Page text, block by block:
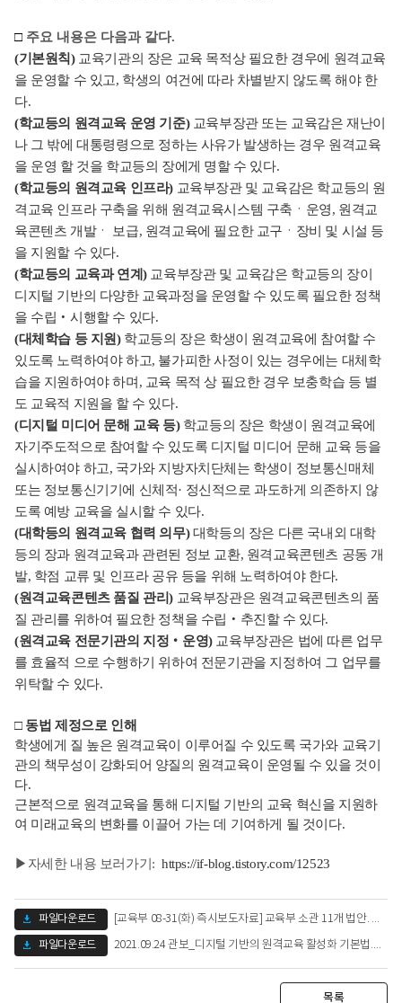
□ 주요 내용은 다음과 같다.
(기본원칙) 교육기관의 장은 교육 목적상 필요한 경우에 원격교육
을 운영할 수 있고, 학생의 여건에 따라 차별받지 않도록 해야 한
다.
(학교등의 원격교육 운영 기준) 교육부장관 또는 교육감은 재난이
나 그 밖에 대통령령으로 정하는 사유가 발생하는 경우 원격교육
을 운영 할 것을 학교등의 장에게 명할 수 있다.
(학교등의 원격교육 인프라) 교육부장관 및 교육감은 학교등의 원
격교육 인프라 구축을 위해 원격교육시스템 구축ㆍ운영, 원격교
육콘텐츠 개발ㆍ 보급, 원격교육에 필요한 교구ㆍ장비 및 시설 등
을 지원할 수 있다.
(학교등의 교육과 연계)교육부장관 및 교육감은 학교등의 장이
디지털 기반의 다양한 교육과정을 운영할 수 있도록 필요한 정책
을 수립‧시행할 수 있다.
(대체학습 등 지원) 학교등의 장은 학생이 원격교육에 참여할 수
있도록 노력하여야 하고, 불가피한 사정이 있는 경우에는 대체학
습을 지원하여야 하며, 교육 목적 상 필요한 경우 보충학습 등 별
도 교육적 지원을 할 수 있다.
(디지털 미디어 문해 교육 등)학교등의 장은 학생이 원격교육에
자기주도적으로 참여할 수 있도록 디지털 미디어 문해 교육 등을
실시하여야 하고, 국가와 지방자치단체는 학생이 정보통신매체
또는 정보통신기기에 신체적· 정신적으로 과도하게 의존하지 않
도록 예방 교육을 실시할 수 있다.
(대학등의 원격교육 협력 의무)대학등의 장은 다른 국내외 대학
등의 장과 원격교육과 관련된 정보 교환, 원격교육콘텐츠 공동 개
발, 학점 교류 및 인프라 공유 등을 위해 노력하여야 한다.
(원격교육콘텐츠 품질 관리) 교육부장관은 원격교육콘텐츠의 품
질 관리를 위하여 필요한 정책을 수립‧추진할 수 있다.
(원격교육 전문기관의 지정‧운영)교육부장관은 법에 따른 업무
를 효율적 으로 수행하기 위하여 전문기관을 지정하여 그 업무를
위탁할 수 있다.
□ 동법 제정으로 인해
학생에게 질 높은 원격교육이 이루어질 수 있도록 국가와 교육기
관의 책무성이 강화되어 양질의 원격교육이 운영될 수 있을 것이
다.
근본적으로 원격교육을 통해 디지털 기반의 교육 혁신을 지원하
여 미래교육의 변화를 이끌어 가는 데 기여하게 될 것이다.
▶자세한 내용 보러가기: https://if-blog.tistory.com/12523
파일다운로드
[교육부 08-31(화) 즉시보도자료] 교육부 소관 11개 법안. 국회 본회의 통과.pdf (978.64 KB)
파일다운로드
2021.09.24 관보_디지털 기반의 원격교육 활성화 기본법.pdf (151.56 KB)
목록